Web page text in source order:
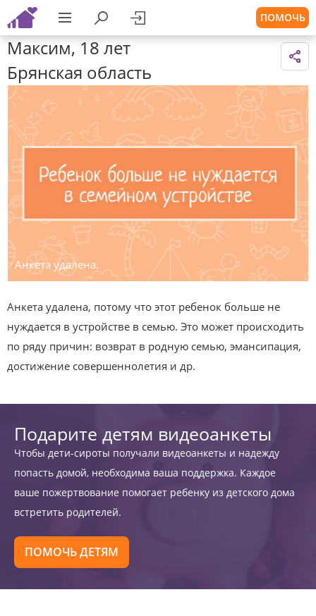
ПОМОЧЬ
Максим, 18 лет
Брянская область
Анкета удалена.
Анкета удалена, потому что этот ребенок больше не
нуждается в устройстве в семью. Это может происходить
по ряду причин: возврат в родную семью, эмансипация,
достижение совершеннолетия и др.
Подарите детям видеоанкеты
Чтобы дети-сироты получали видеоанкеты и надежду
попасть домой, необходима ваша поддержка. Каждое
ваше пожертвование помогает ребенку из детского дома
встретить родителей.
ПОМОЧЬ ДЕТЯМ